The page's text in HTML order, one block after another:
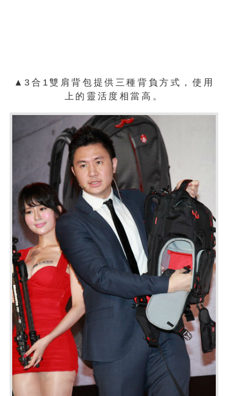
▲3合1雙肩背包提供三種背負方式，使用
上的靈活度相當高。